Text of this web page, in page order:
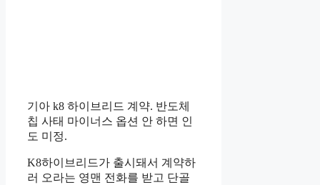
기아 k8 하이브리드 계약. 반도체
칩 사태 마이너스 옵션 안 하면 인
도 미정.
K8하이브리드가 출시돼서 계약하
러 오라는 영맨 전화를 받고 단골